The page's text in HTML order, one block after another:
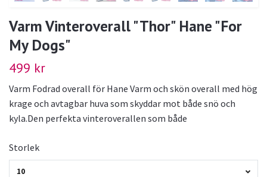
Varm Vinteroverall "Thor" Hane "For
My Dogs"
499 kr
Varm Fodrad overall för Hane Varm och skön overall med hög
krage och avtagbar huva som skyddar mot både snö och
kyla.Den perfekta vinteroverallen som både
Storlek
10